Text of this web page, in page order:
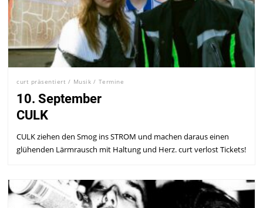
curt präsentiert / Musik / Termine
10. September
CULK
CULK ziehen den Smog ins STROM und machen daraus einen
glühenden Lärmrausch mit Haltung und Herz. curt verlost Tickets!